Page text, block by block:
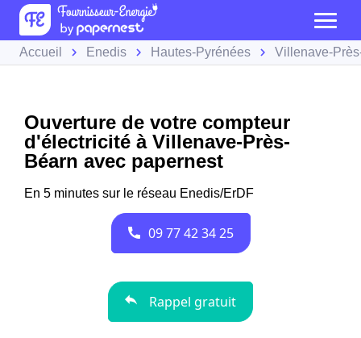
Accueil Enedis Hautes-Pyrénées Villenave-